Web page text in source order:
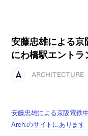
安藤忠雄による
にわ橋駅エントラ
ARCHITECTURE
安藤忠雄による京阪電鉄
Arch.のサイトにあります